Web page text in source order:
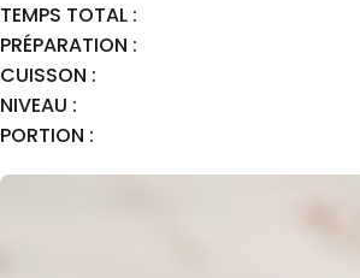
TEMPS TOTAL :
PRÉPARATION :
CUISSON :
NIVEAU :
PORTION :